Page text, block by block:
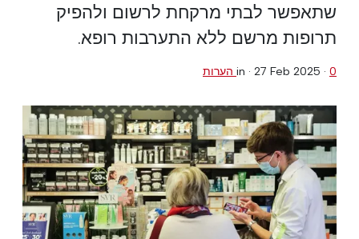
שתאפשר לבתי מרקחת לרשום ולהפיק
תרופות מרשם ללא התערבות רופא.
in · 27 Feb 2025 · 0 הערות